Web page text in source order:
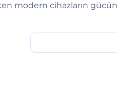
modern cihazların